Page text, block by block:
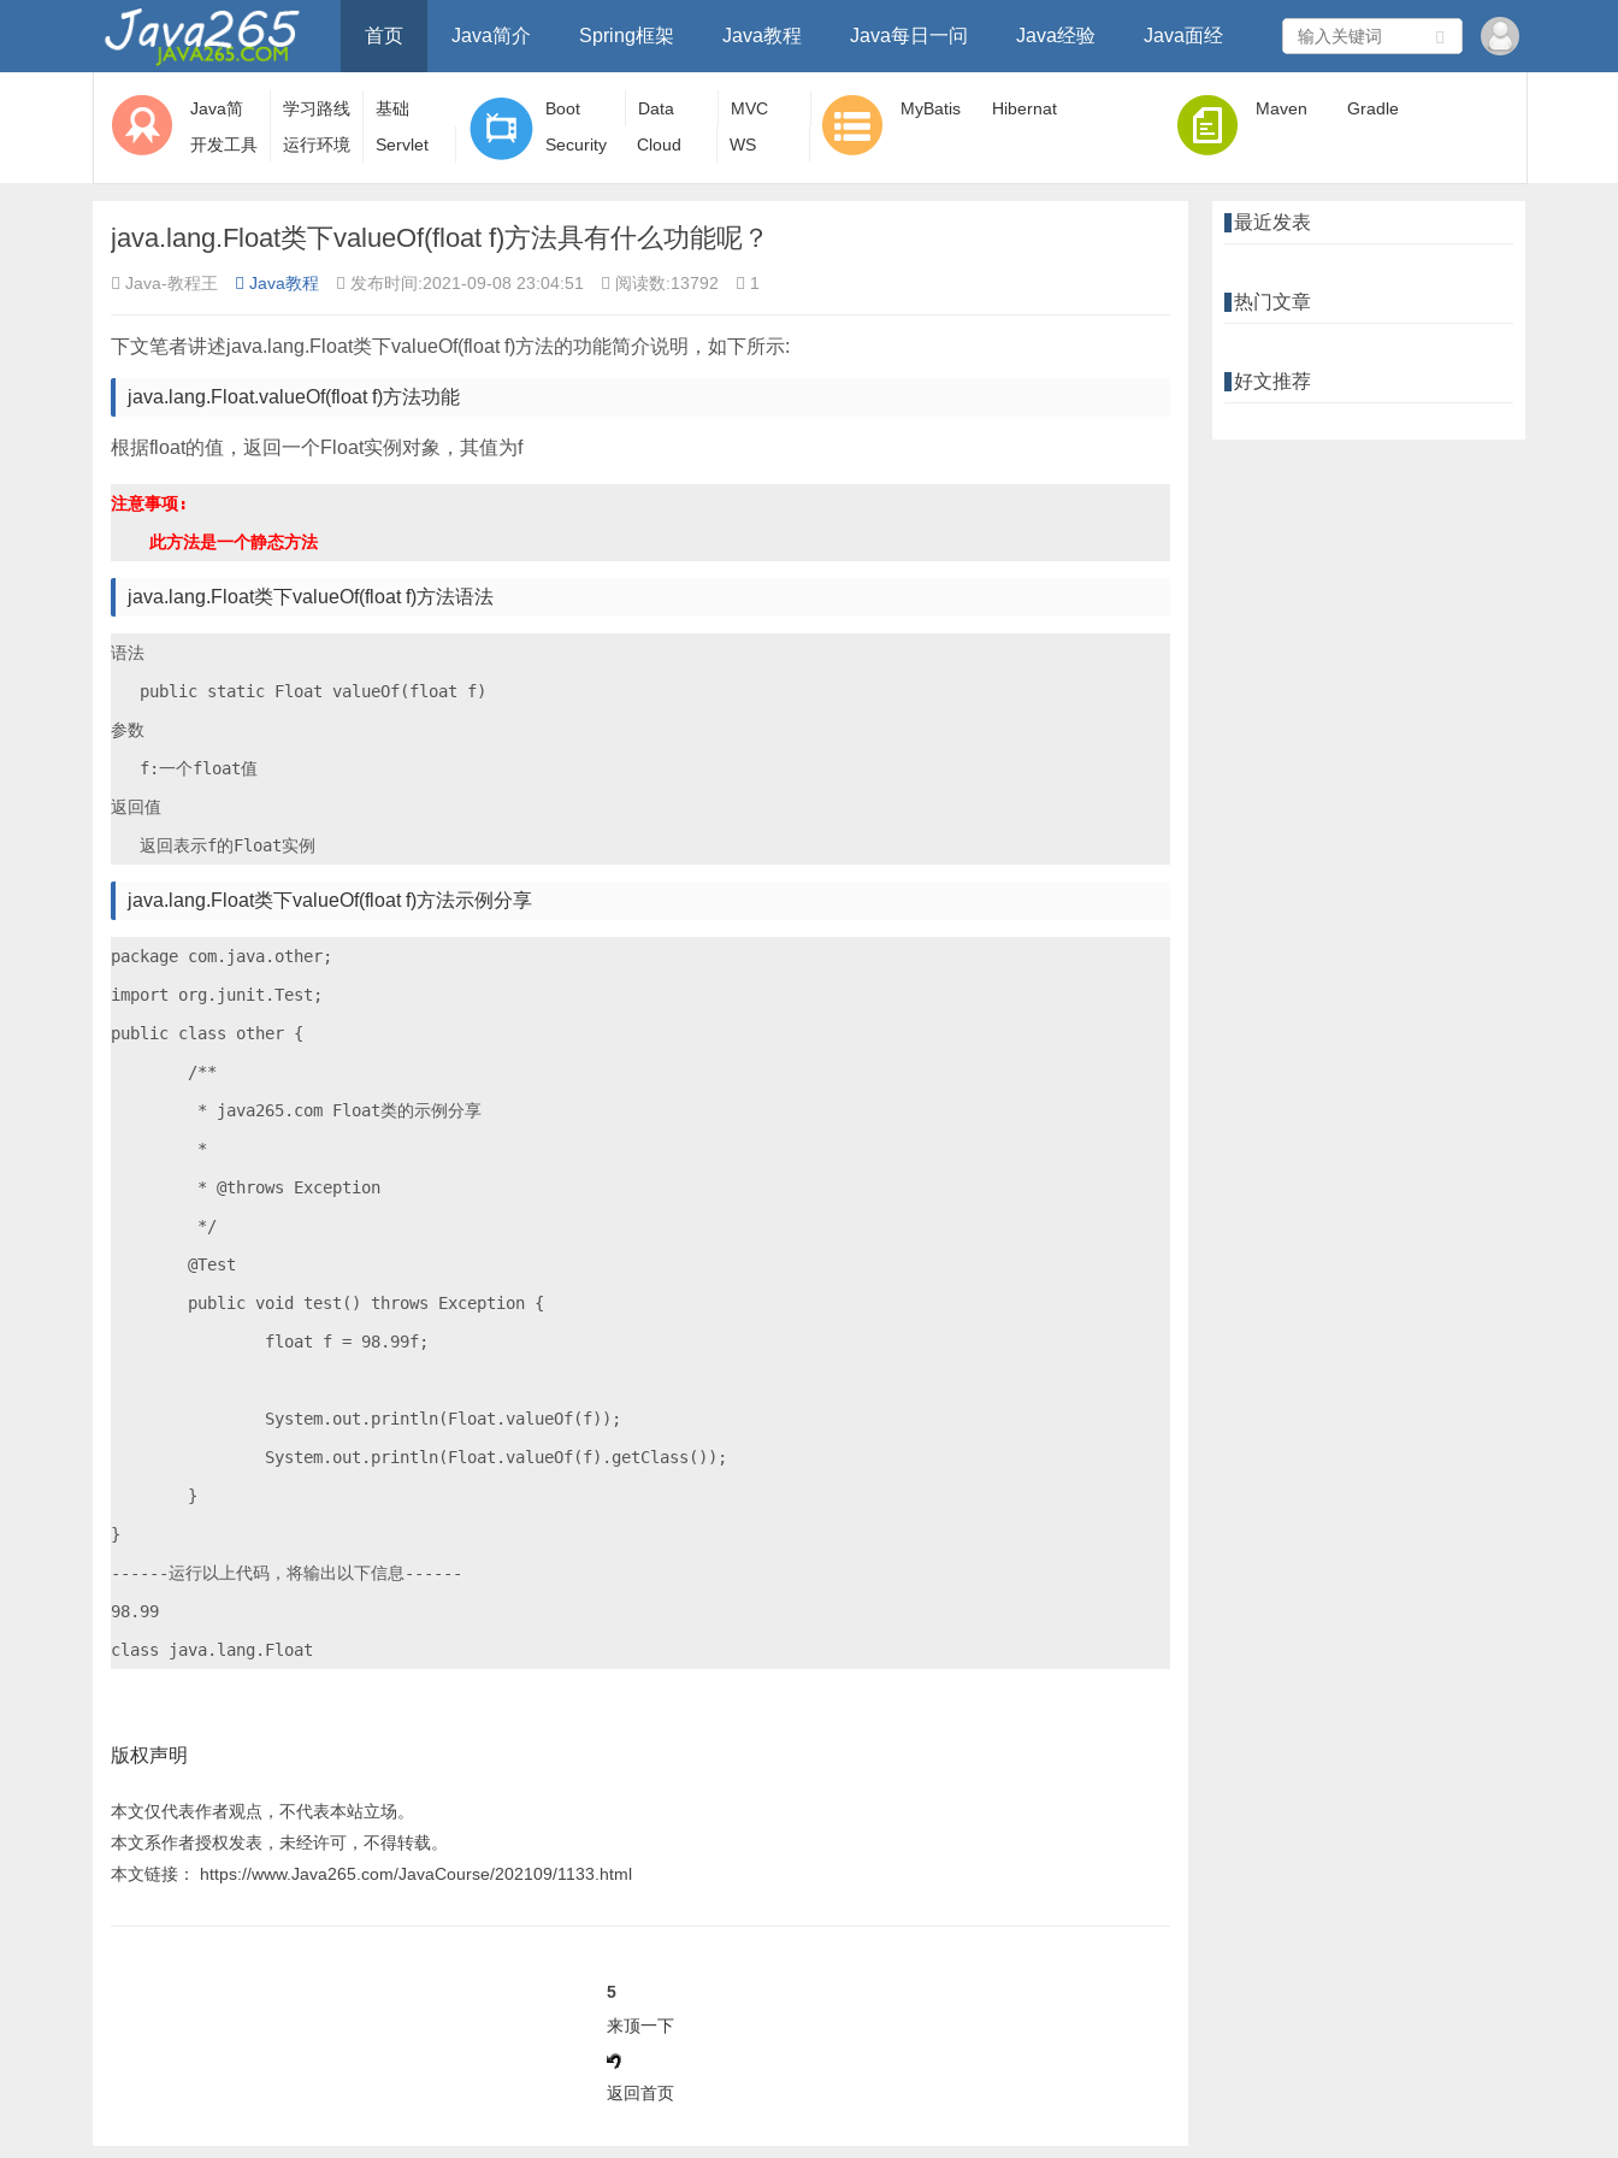
首页 Java简介 Spring框架 Java教程 Java每日一问 Java经验 Java面经
Java简
介
学习路线
基础
开发工具
运行环境 Servlet
Boot Data
MVC
Security
Cloud WS
MyBatis
Hibernat
Maven Gradle
java.lang.Float类下valueOf(float f)方法具有什么功能呢？
Java-教程王 Java教程 发布时间:2021-09-08 23:04:51 阅读数:13792 1
下文笔者讲述java.lang.Float类下valueOf(float f)方法的功能简介说明，如下所示:
java.lang.Float.valueOf(float f)方法功能
根据float的值，返回一个Float实例对象，其值为f
注意事项:
java.lang.Float类下valueOf(float f)方法语法
语法
   public static Float valueOf(float f)
参数
   f:一个float值
返回值
java.lang.Float类下valueOf(float f)方法示例分享
package com.java.other;
import org.junit.Test;
public class other {
}
------运行以上代码，将输出以下信息------
98.99
版权声明
本文仅代表作者观点，不代表本站立场。
本文系作者授权发表，未经许可，不得转载。
本文链接： https://www.Java265.com/JavaCourse/202109/1133.html
5
来顶一下
返回首页
最近发表
热门文章
好文推荐